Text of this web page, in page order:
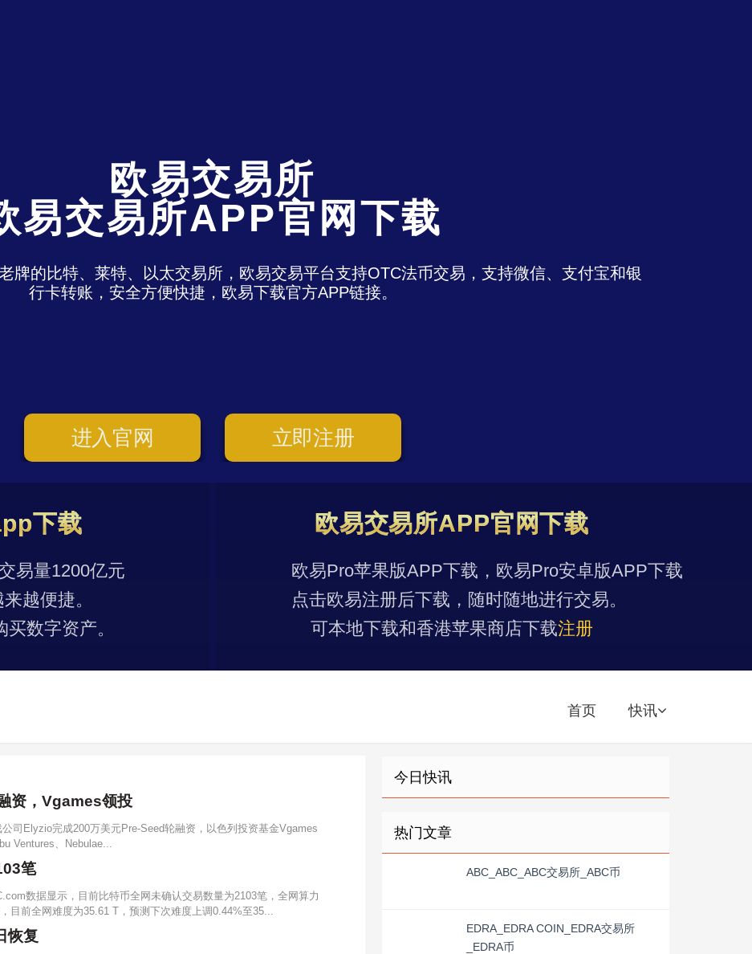
欧易交易所
易交易所APP官网下载
牌的比特、莱特、以太交易所，欧易交易平台支持OTC法币交易，支持微信、支付宝和银
行卡转账，安全方便快捷，欧易下载官方APP链接。
进入官网 立即注册
下载
易量1200亿元
越便捷。
数字资产。
欧易交易所APP官网下载
欧易Pro苹果版APP下载，欧易Pro安卓版APP下载
点击欧易注册后下载，随时随地进行交易。
可本地下载和香港苹果商店下载注册
首页 快讯
资，Vgames领投
司Elyzio完成200万美元Pre-Seed轮融资，以色列投资基金Vgames
Ventures、Nebulae...
笔
数据显示，目前比特币全网未确认交易数量为2103笔，全网算力
目前全网难度为35.61 T，预测下次难度上调0.44%至35...
恢复
今日快讯
热门文章
ABC_ABC_ABC交易所_ABC币
EDRA_EDRA COIN_EDRA交易所
_EDRA币